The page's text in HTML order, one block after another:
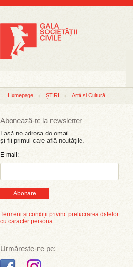
Homepage ȘTIRI Artă și Cultură
Abonează-te la newsletter
Lasă-ne adresa de email
și fii primul care află noutățile.
E-mail:
Abonare
Termeni și condiții privind prelucrarea datelor
cu caracter personal
Urmărește-ne pe: